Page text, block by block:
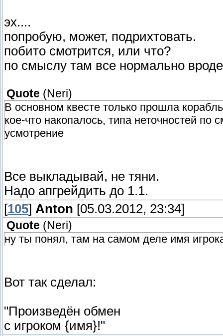
эх....
попробую, может, подрихтовать.
побито смотрится, или что?
по смыслу там все нормально
Quote (Neri)
В основном квесте только прошла
кое-что накопалось, типа неточностей
усмотрение
Все выкладывай, не тяни.
Надо апгрейдить до 1.1.
[105] Anton [05.03.2012, 23:34]
Quote (Neri)
ну ты понял, там на самом деле имя
Вот так сделал:
"Произведён обмен
с игроком {имя}!"